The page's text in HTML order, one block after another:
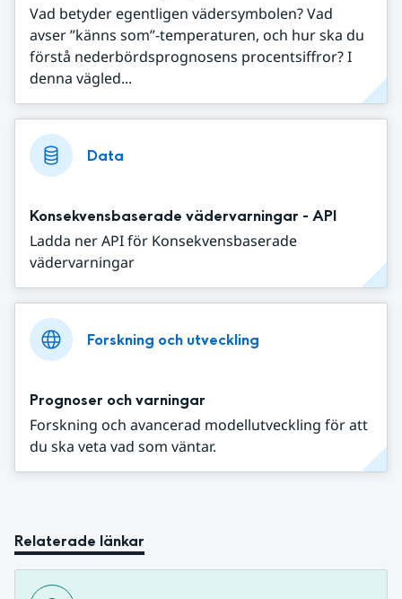
Vad betyder egentligen vädersymbolen? Vad
avser ”känns som”-temperaturen, och hur ska du
förstå nederbördsprognosens procentsiffror? I
denna vägled...
Data
Konsekvensbaserade vädervarningar - API
Ladda ner API för Konsekvensbaserade
vädervarningar
Forskning och utveckling
Prognoser och varningar
Forskning och avancerad modellutveckling för att
du ska veta vad som väntar.
Relaterade länkar